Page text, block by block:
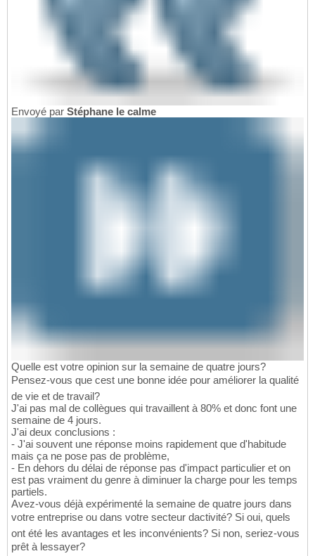
Envoyé par Stéphane le calme
Quelle est votre opinion sur la semaine de quatre jours?
Pensez-vous que cest une bonne idée pour améliorer la qualité
de vie et de travail?
J'ai pas mal de collègues qui travaillent à 80% et donc font une
semaine de 4 jours.
J'ai deux conclusions :
- J'ai souvent une réponse moins rapidement que d'habitude
mais ça ne pose pas de problème,
- En dehors du délai de réponse pas d'impact particulier et on
est pas vraiment du genre à diminuer la charge pour les temps
partiels.
Avez-vous déjà expérimenté la semaine de quatre jours dans
votre entreprise ou dans votre secteur dactivité? Si oui, quels
ont été les avantages et les inconvénients? Si non, seriez-vous
prêt à lessayer?